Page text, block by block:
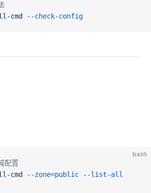
cmd --check-config
bash
配置
cmd --zone=public --list-all